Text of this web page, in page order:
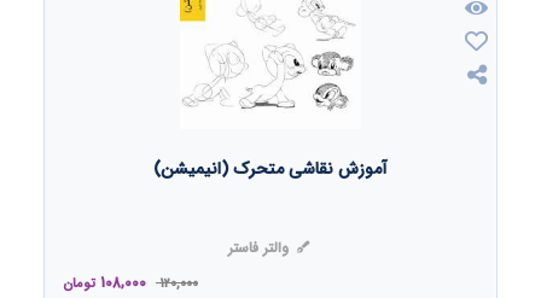
آموزش نقاشی متحرک (انیمیشن)
والتر فاستر
120,000
108,000 تومان